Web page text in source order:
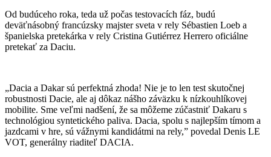
Od budúceho roka, teda už počas testovacích fáz, budú
deväťnásobný francúzsky majster sveta v rely Sébastien Loeb a
španielska pretekárka v rely Cristina Gutiérrez Herrero oficiálne
pretekať za Daciu.
„Dacia a Dakar sú perfektná zhoda! Nie je to len test skutočnej
robustnosti Dacie, ale aj dôkaz nášho záväzku k nízkouhlíkovej
mobilite. Sme veľmi nadšení, že sa môžeme zúčastniť Dakaru s
technológiou syntetického paliva. Dacia, spolu s najlepším tímom a
jazdcami v hre, sú vážnymi kandidátmi na rely,” povedal Denis LE
VOT, generálny riaditeľ DACIA.